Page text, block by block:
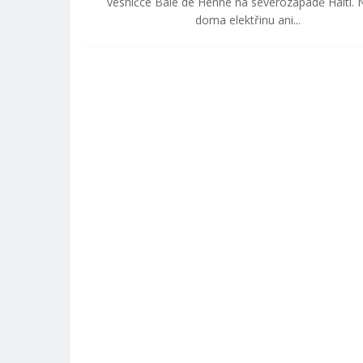
doma elektřinu ani...